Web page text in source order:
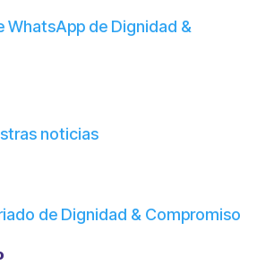
WhatsApp de Dignidad &
noticias
de Dignidad & Compromiso